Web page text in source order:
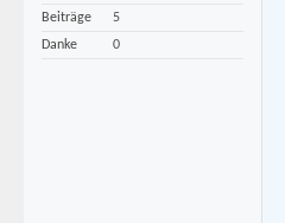
Beiträge
5
Danke
0